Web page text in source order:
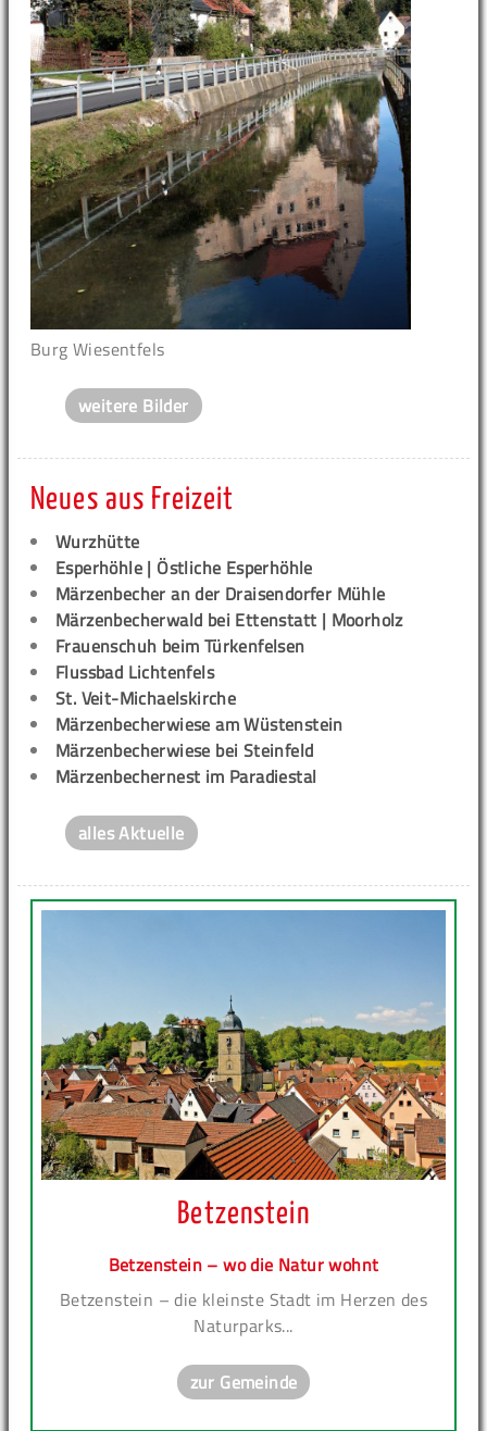
Burg Wiesentfels
weitere Bilder
Neues aus Freizeit
Wurzhütte
Esperhöhle | Östliche Esperhöhle
Märzenbecher an der Draisendorfer Mühle
Märzenbecherwald bei Ettenstatt | Moorholz
Frauenschuh beim Türkenfelsen
Flussbad Lichtenfels
St. Veit-Michaelskirche
Märzenbecherwiese am Wüstenstein
Märzenbecherwiese bei Steinfeld
Märzenbechernest im Paradiestal
alles Aktuelle
Betzenstein
Betzenstein – wo die Natur wohnt
Betzenstein – die kleinste Stadt im Herzen des
Naturparks...
zur Gemeinde